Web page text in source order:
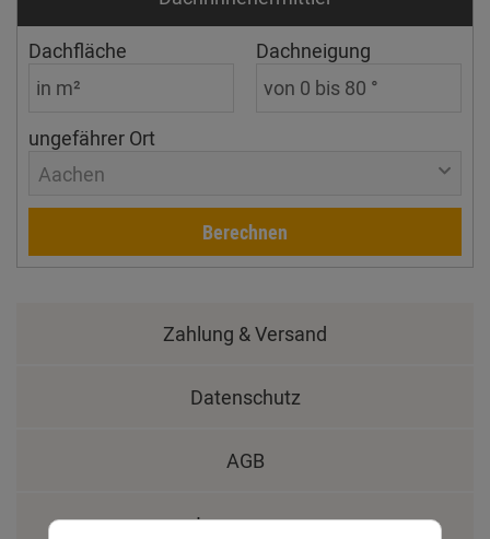
Dachfläche Dachneigung
ungefährer Ort
Aachen
Berechnen
Zahlung & Versand
Datenschutz
AGB
Impressum